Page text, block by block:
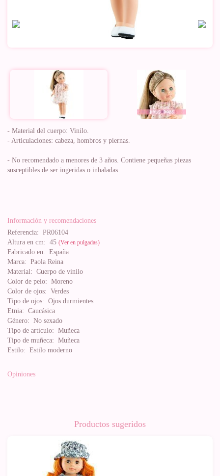
- Material del cuerpo: Vinilo.
- Articulaciones: cabeza, hombros y piernas.
- No recomendado a menores de 3 años. Contiene pequeñas piezas
susceptibles de ser ingeridas o inhaladas.
Información y recomendaciones
Referencia: PR06104
Altura en cm: 45 (Ver en pulgadas)
Fabricado en: España
Marca: Paola Reina
Material: Cuerpo de vinilo
Color de pelo: Moreno
Color de ojos: Verdes
Tipo de ojos: Ojos durmientes
Etnia: Caucásica
Género: No sexado
Tipo de artículo: Muñeca
Tipo de muñeca: Muñeca
Estilo: Estilo moderno
Opiniones
Productos sugeridos